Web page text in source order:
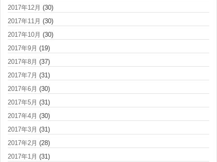
2017年12月 (30)
2017年11月 (30)
2017年10月 (30)
2017年9月 (19)
2017年8月 (37)
2017年7月 (31)
2017年6月 (30)
2017年5月 (31)
2017年4月 (30)
2017年3月 (31)
2017年2月 (28)
2017年1月 (31)